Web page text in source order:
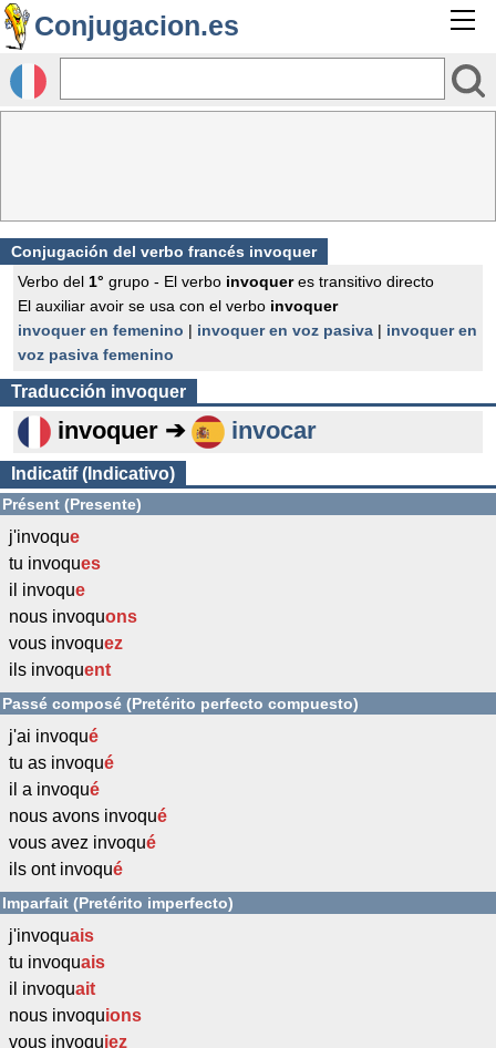
Conjugacion.es
Conjugación del verbo francés invoquer
Verbo del 1° grupo - El verbo invoqueres transitivo directo
El auxiliar avoir se usa con el verbo invoquer
invoquer en femenino | invoquer en voz pasiva | invoquer en
voz pasiva femenino
Traducción invoquer
invoquer ➔ invocar
Indicatif (Indicativo)
Présent (Presente)
j'invoque
tu invoques
il invoque
nous invoquons
vous invoquez
ils invoquent
Passé composé (Pretérito perfecto compuesto)
j'ai invoqué
tu as invoqué
il a invoqué
nous avons invoqué
vous avez invoqué
ils ont invoqué
Imparfait (Pretérito imperfecto)
j'invoquais
tu invoquais
il invoquait
nous invoquions
vous invoquiez